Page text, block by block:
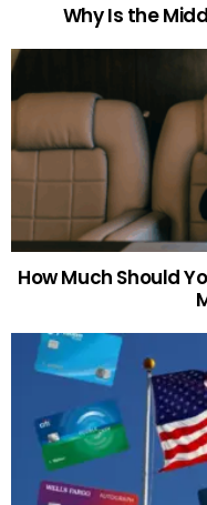
Why Is the
How Much Should